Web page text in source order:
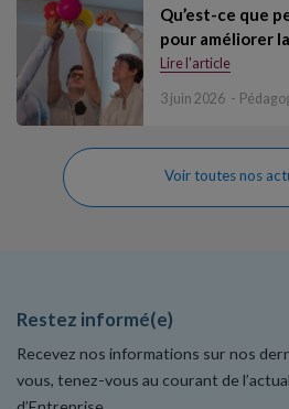
Qu’est-ce que
pour améliorer
Lire l'article
3 juin 2026
Voir toutes nos
Restez informé(e)
Recevez nos informations sur nos
vous, tenez-vous au courant de